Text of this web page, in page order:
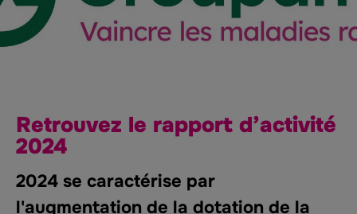
Retrouvez le rapport d’activité
2024
2024 se caractérise par
l'augmentation de la dotation de la